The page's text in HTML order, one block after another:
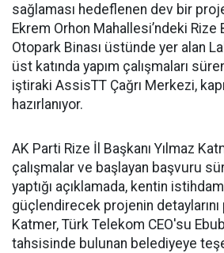
sağlaması hedeflenen dev bir
Ekrem Orhon Mahallesi’ndeki Rize
Otopark Binası üstünde yer alan
üst katında yapım çalışmaları
iştiraki AssisTT Çağrı Merkezi,
hazırlanıyor.
AK Parti Rize İl Başkanı Yılmaz
çalışmalar ve başlayan başvuru
yaptığı açıklamada, kentin istihdam
güçlendirecek projenin detaylarını
Katmer, Türk Telekom CEO'su
tahsisinde bulunan belediyeye